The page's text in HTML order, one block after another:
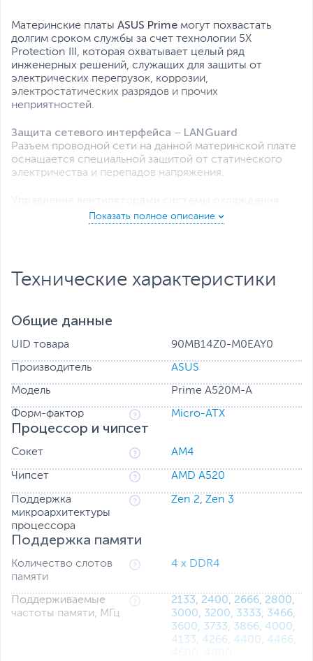
Материнские платы ASUS Prime могут похвастать
долгим сроком службы за счет технологии 5X
Protection III, которая охватывает целый ряд
инженерных решений, служащих для защиты от
электрических перегрузок, коррозии,
электростатических разрядов и прочих
неприятностей.
Защита сетевого интерфейса – LANGuard
Разъем проводной сети на данной материнской плате
оснащается специальной защитой от статического
электричества и перепадов напряжения.
Интеллектуальная система ASUS Fan Xpert регулирует
скорость процессорного кулера и корпусных
Технические характеристики
Общие данные
UID товара 90MB14Z0-M0EAY0
Производитель ASUS
Модель Prime A520M-A
Форм-фактор Micro-ATX
Процессор и чипсет
Сокет AM4
Чипсет AMD A520
Поддержка
микроархитектуры
процессора
Zen 2, Zen 3
Поддержка памяти
Количество слотов
памяти
4 x DDR4
Поддерживаемые
частоты памяти, МГц
2133, 2400, 2666, 2800,
3000, 3200, 3333, 3466,
3600, 3733, 3866, 4000,
4133
4266 4400 4466